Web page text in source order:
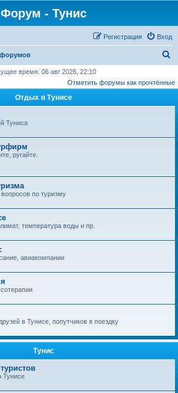
Форум - Тунис
Вход
Регистрация
и
время: 06 авг 2026, 22:10
Отметить форумы как прочтённые
Отдых в Тунисе
Туниса
ругайте.
по туризму
температура воды и пр.
авиакомпании
в Тунисе, попутчиков в поездку
Тунис
Тунисе